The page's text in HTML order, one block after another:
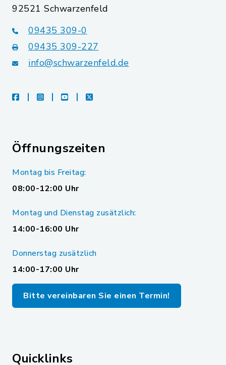
92521 Schwarzenfeld
09435 309-0
09435 309-227
info@schwarzenfeld.de
facebookinstagramyoutubeX
Öffnungszeiten
Montag bis Freitag:
08:00-12:00 Uhr
Montag und Dienstag zusätzlich:
14:00-16:00 Uhr
Donnerstag zusätzlich
14:00-17:00 Uhr
Bitte vereinbaren Sie einen Termin!
Quicklinks